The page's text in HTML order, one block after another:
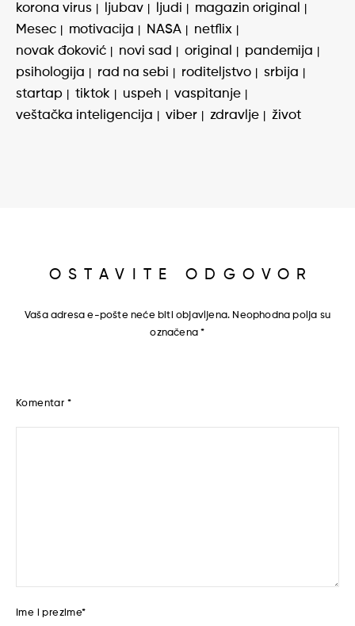
korona virus
ljubav ljudi
magazin original
Mesec
motivacija NASA
netflix
novak đoković
novi sad original
pandemija
psihologija
rad na sebi roditeljstvo
srbija
startap
tiktok uspeh
vaspitanje
veštačka inteligencija
viber zdravlje život
OSTAVITE ODGOVOR
Vaša adresa e-pošte neće biti objavljena. Neophodna polja su
označena*
Komentar *
Ime i prezime*